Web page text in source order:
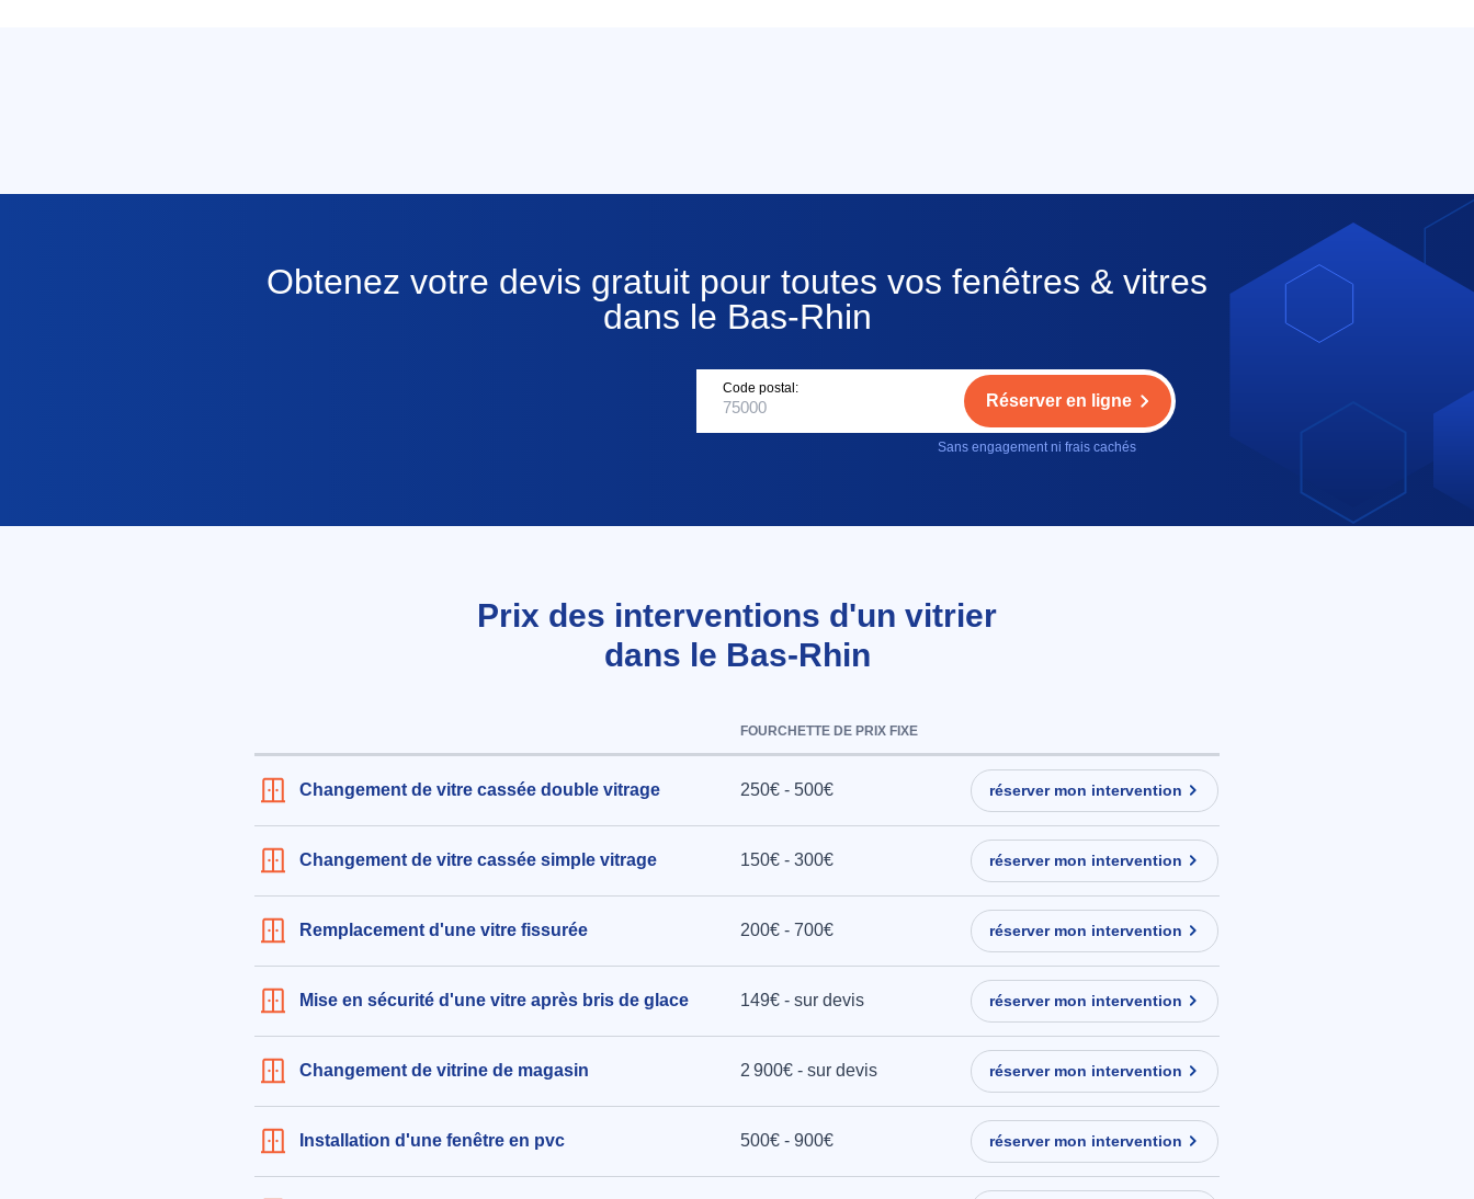
Obtenez votre devis gratuit pour toutes vos fenêtres & vitres
dans le Bas-Rhin
Code postal:
Réserver en ligne
Sans engagement ni frais cachés
Prix des interventions d'un vitrier
dans le Bas-Rhin
FOURCHETTE DE PRIX FIXE
Changement de vitre cassée double vitrage 250€ - 500€ réserver mon intervention
Changement de vitre cassée simple vitrage 150€ - 300€ réserver mon intervention
Remplacement d'une vitre fissurée 200€ - 700€ réserver mon intervention
Mise en sécurité d'une vitre après bris de glace 149€ - sur devis réserver mon intervention
Changement de vitrine de magasin 2 900€ - sur devis réserver mon intervention
Installation d'une fenêtre en pvc 500€ - 900€ réserver mon intervention